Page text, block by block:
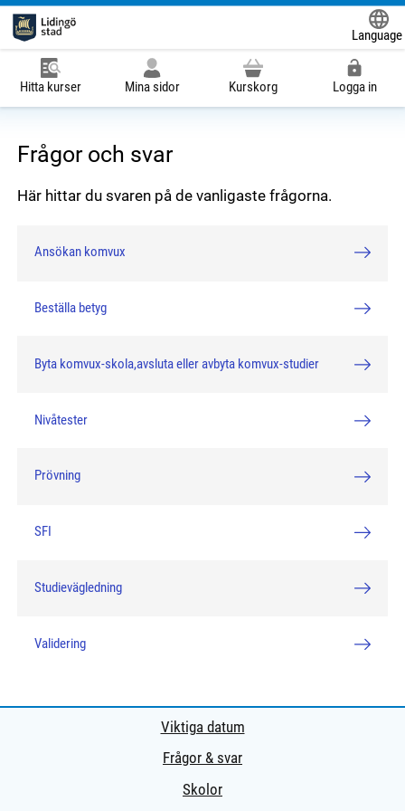
Language
Hitta kurser Mina sidor Kurskorg Logga in
Frågor och svar
Här hittar du svaren på de vanligaste frågorna.
Ansökan komvux
Beställa betyg
Byta komvux-skola,avsluta eller avbyta komvux-studier
Nivåtester
Prövning
SFI
Studievägledning
Validering
Viktiga datum
Frågor & svar
Skolor